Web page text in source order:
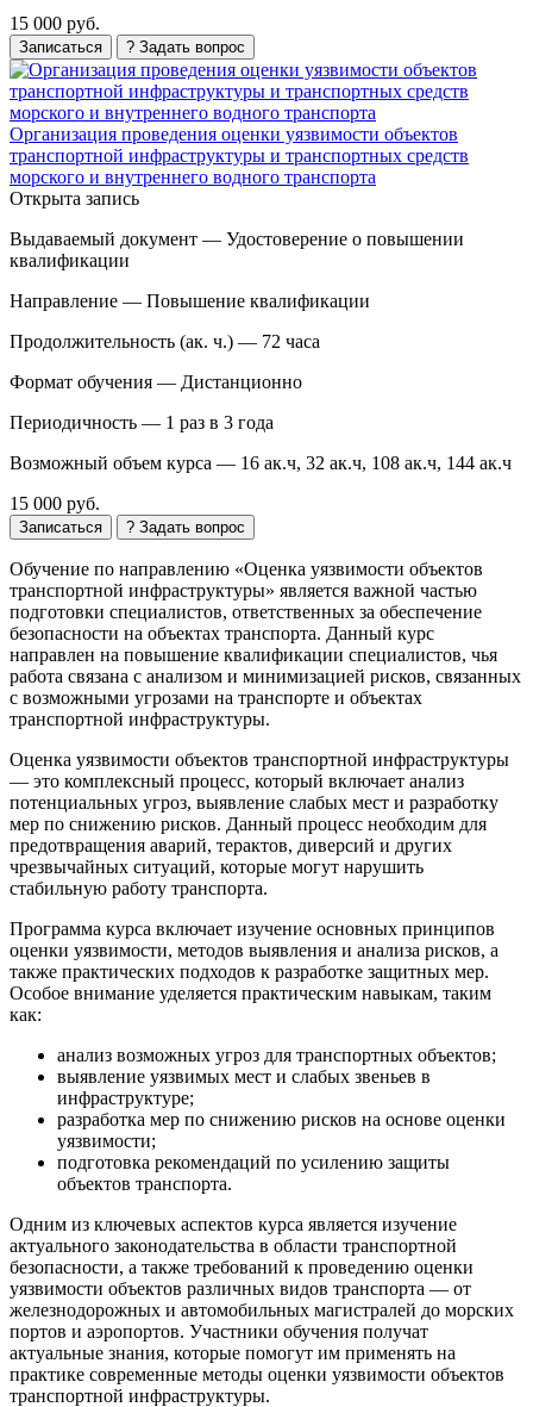
15 000 руб.
Записаться ? Задать вопрос
Организация проведения оценки уязвимости объектов
транспортной инфраструктуры и транспортных средств
морского и внутреннего водного транспорта
Открыта запись
Выдаваемый документ — Удостоверение о повышении
квалификации
Направление — Повышение квалификации
Продолжительность (ак. ч.) — 72 часа
Формат обучения — Дистанционно
Периодичность — 1 раз в 3 года
Возможный объем курса — 16 ак.ч, 32 ак.ч, 108 ак.ч, 144 ак.ч
15 000 руб.
Записаться ? Задать вопрос
Обучение по направлению «Оценка уязвимости объектов
транспортной инфраструктуры» является важной частью
подготовки специалистов, ответственных за обеспечение
безопасности на объектах транспорта. Данный курс
направлен на повышение квалификации специалистов, чья
работа связана с анализом и минимизацией рисков, связанных
с возможными угрозами на транспорте и объектах
транспортной инфраструктуры.
Оценка уязвимости объектов транспортной инфраструктуры
— это комплексный процесс, который включает анализ
потенциальных угроз, выявление слабых мест и разработку
мер по снижению рисков. Данный процесс необходим для
предотвращения аварий, терактов, диверсий и других
чрезвычайных ситуаций, которые могут нарушить
стабильную работу транспорта.
Программа курса включает изучение основных принципов
оценки уязвимости, методов выявления и анализа рисков, а
также практических подходов к разработке защитных мер.
Особое внимание уделяется практическим навыкам, таким
как:
анализ возможных угроз для транспортных объектов;
выявление уязвимых мест и слабых звеньев в
инфраструктуре;
разработка мер по снижению рисков на основе оценки
уязвимости;
подготовка рекомендаций по усилению защиты
объектов транспорта.
Одним из ключевых аспектов курса является изучение
актуального законодательства в области транспортной
безопасности, а также требований к проведению оценки
уязвимости объектов различных видов транспорта — от
железнодорожных и автомобильных магистралей до морских
портов и аэропортов. Участники обучения получат
актуальные знания, которые помогут им применять на
практике современные методы оценки уязвимости объектов
транспортной инфраструктуры.